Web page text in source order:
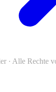
· Alle Rechte